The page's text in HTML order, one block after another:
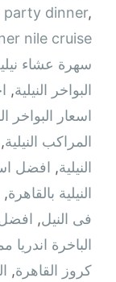
party dinner,
nile cruise
سهرة عشاء
البواخر النيلية,
اسعار البواخر
المراكب النيلية,
النيلية, افضل
النيلية بالقاهرة,
فى النيل,
الباخرة
كروز القاهرة,